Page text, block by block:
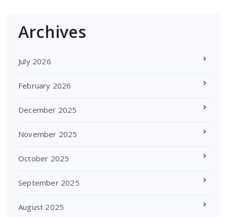
Archives
July 2026
February 2026
December 2025
November 2025
October 2025
September 2025
August 2025